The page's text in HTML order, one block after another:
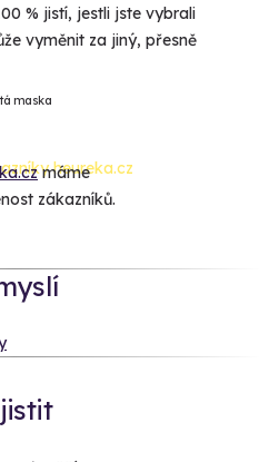
% jistí, jestli jste vybrali
vyměnit za jiný, přesně
máme
zákazníků.